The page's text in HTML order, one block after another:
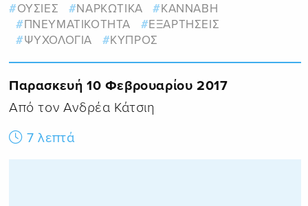
ΟΥΣΙΕΣ ΝΑΡΚΩΤΙΚΑ
ΚΑΝΝΑΒΗ
ΠΝΕΥΜΑΤΙΚΟΤΗΤΑ
ΕΞΑΡΤΗΣΕΙΣ
ΨΥΧΟΛΟΓΙΑ
ΚΥΠΡΟΣ
Παρασκευή 10 Φεβρουαρίου 2017
Από τον Ανδρέα Κάτσιη
7 λεπτά